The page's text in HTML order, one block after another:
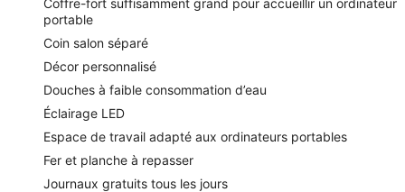
portable
Coin salon séparé
Décor personnalisé
Douches à faible consommation d’eau
Éclairage LED
Espace de travail adapté aux ordinateurs portables
Fer et planche à repasser
Journaux gratuits tous les jours